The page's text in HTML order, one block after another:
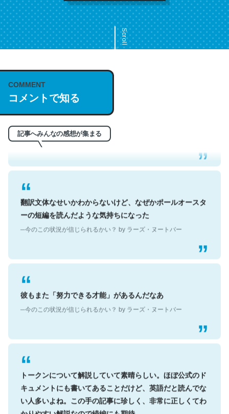
Scroll
COMMENT
コメントで知る
記事へみんなの感想が集まる
これは名文。彼はとてもクレバーなんだろうなと凄く思
う。英語少しでも読める人は原文もお勧め。自分はこの流
れ好き。Let’s Fucking Go. Then Covid hit. Shit.
─今のこの状況が信じられるかい？ by ラーズ・ヌートバー
翻訳文体なせいかわからないけど、なぜかポールオースタ
ーの短編を読んだような気持ちになった
─今のこの状況が信じられるかい？ by ラーズ・ヌートバー
彼もまた「努力できる才能」があるんだなあ
─今のこの状況が信じられるかい？ by ラーズ・ヌートバー
トークンについて解説していて素晴らしい。ほぼ公式のド
キュメントにも書いてあることだけど、英語だと読んでな
い人多いよね。この手の記事に珍しく、非常に正しくてわ
かりやすい解説なので続編にも期待。